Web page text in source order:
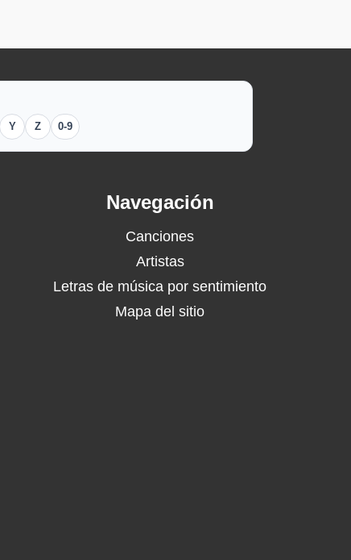
Y Z 0-9
Navegación
Canciones
Artistas
Letras de música por sentimiento
Mapa del sitio